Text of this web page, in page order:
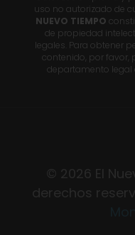
uso no autorizado de
NUEVO TIEMPO
de propiedad
legales. Para obtener
contenido, por favor,
departamento legal
© 2026 El
derechos